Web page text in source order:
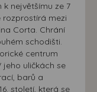
největšímu ze 7
rozprostírá mezi
Corta. Chrání
schodišti.
centrum
uličkách se
barů a
století, která se